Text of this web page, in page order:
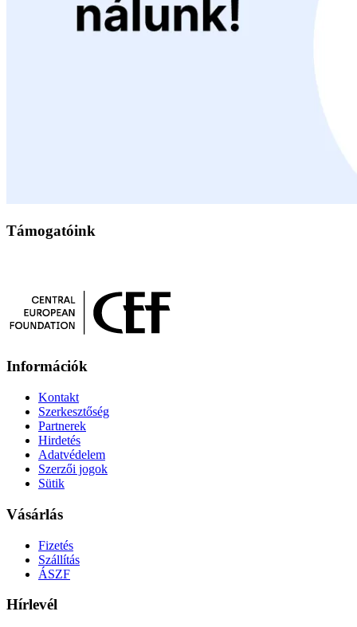
Támogatóink
Információk
Kontakt
Szerkesztőség
Partnerek
Hirdetés
Adatvédelem
Szerzői jogok
Sütik
Vásárlás
Fizetés
Szállítás
ÁSZF
Hírlevél